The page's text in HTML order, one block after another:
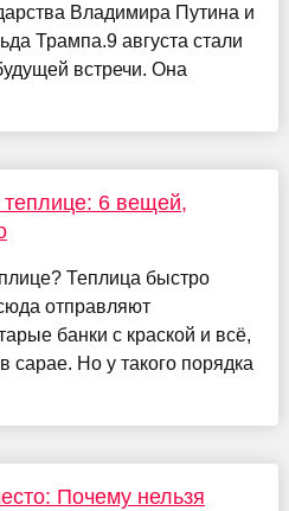
Владимира Путина и
Трампа.9 августа стали
встречи. Она
теплице: 6 вещей,
Теплица быстро
отправляют
банки с краской и всё,
сарае. Но у такого порядка
Почему нельзя